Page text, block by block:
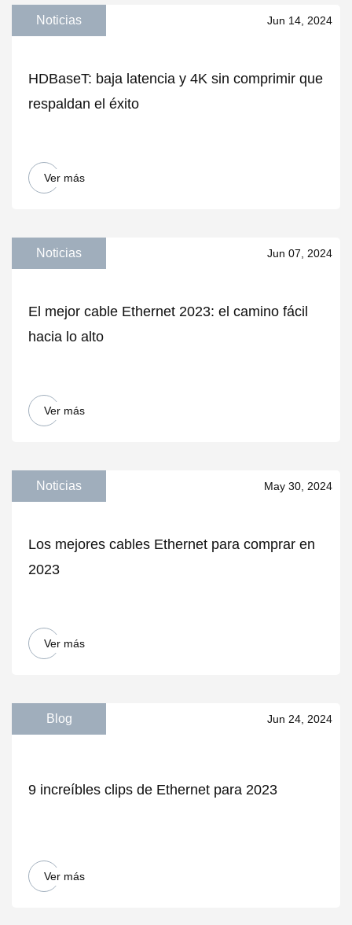
Noticias Jun 14, 2024
HDBaseT: baja latencia y 4K sin comprimir que
respaldan el éxito
Ver más
Noticias Jun 07, 2024
El mejor cable Ethernet 2023: el camino fácil
hacia lo alto
Ver más
Noticias May 30, 2024
Los mejores cables Ethernet para comprar en
2023
Ver más
Blog Jun 24, 2024
9 increíbles clips de Ethernet para 2023
Ver más